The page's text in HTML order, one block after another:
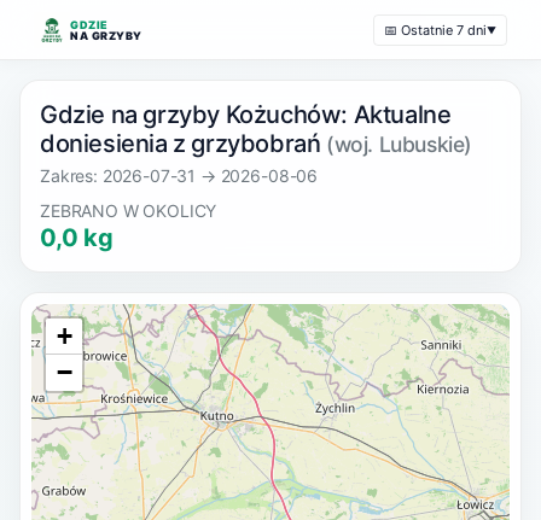
GDZIE
NA GRZYBY
📅 Ostatnie 7 dni▼
Gdzie na grzyby Kożuchów: Aktualne
doniesienia z grzybobrań (woj. Lubuskie)
Zakres: 2026-07-31 → 2026-08-06
ZEBRANO W OKOLICY
0,0 kg
+
−